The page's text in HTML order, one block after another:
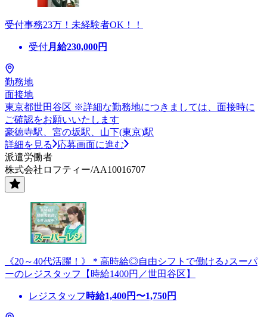
受付事務23万！未経験者OK！！
受付月給230,000円
勤務地
面接地
東京都世田谷区 ※詳細な勤務地につきましては、面接時に
ご確認をお願いいたします
豪徳寺駅、宮の坂駅、山下(東京)駅
詳細を見る
応募画面に進む
派遣労働者
株式会社ロフティー/AA10016707
《20～40代活躍！》＊高時給◎自由シフトで働ける♪スーパ
ーのレジスタッフ【時給1400円／世田谷区】
レジスタッフ 時給1,400円〜1,750円